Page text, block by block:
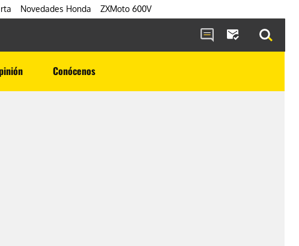
Novedades Honda ZXMoto 600V
Conócenos